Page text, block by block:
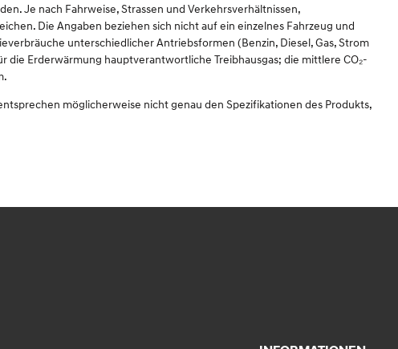
Je nach Fahrweise, Strassen und Verkehrsverhältnissen,
Die Angaben beziehen sich nicht auf ein einzelnes Fahrzeug und
unterschiedlicher Antriebsformen (Benzin, Diesel, Gas, Strom
die Erderwärmung hauptverantwortliche Treibhausgas; die mittlere CO₂-
möglicherweise nicht genau den Spezifikationen des Produkts,